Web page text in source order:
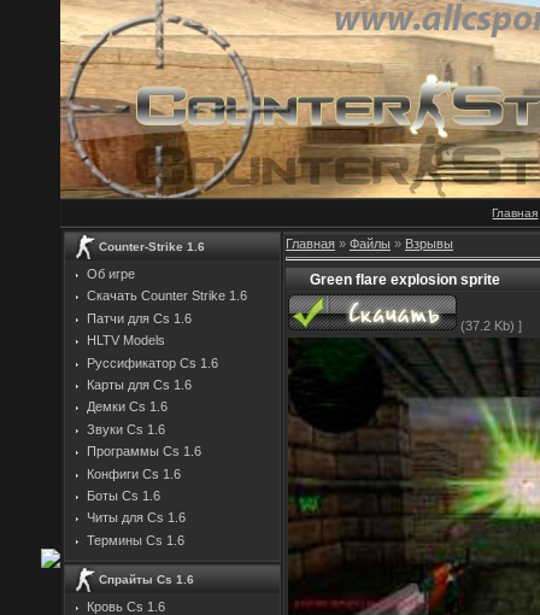
Главная
Counter-Strike 1.6
Об игре
Скачать Counter Strike 1.6
Патчи для Cs 1.6
HLTV Models
Руссификатор Cs 1.6
Карты для Cs 1.6
Демки Cs 1.6
Звуки Cs 1.6
Программы Cs 1.6
Конфиги Cs 1.6
Боты Cs 1.6
Читы для Cs 1.6
Термины Cs 1.6
Спрайты Cs 1.6
Кровь Cs 1.6
Главная » Файлы » Взрывы
Green flare explosion sprite
(37.2 Kb) ]